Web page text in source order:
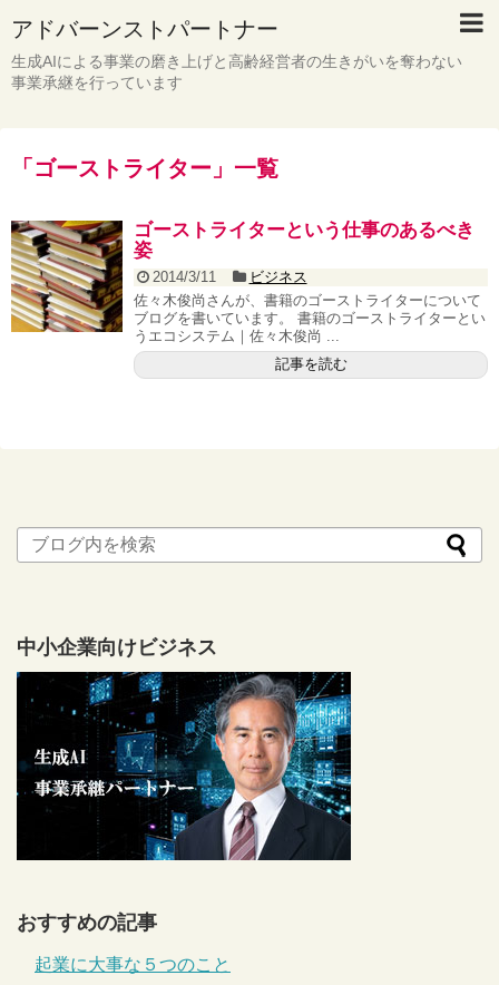
アドバーンストパートナー
生成AIによる事業の磨き上げと高齢経営者の生きがいを奪わない
事業承継を行っています
「 ゴーストライター 」 一覧
ゴーストライターという仕事のあるべき
姿
2014/3/11
ビジネス
佐々木俊尚さんが、書籍のゴーストライターについて
ブログを書いています。 書籍のゴーストライターとい
うエコシステム｜佐々木俊尚 ...
記事を読む
中小企業向けビジネス
おすすめの記事
起業に大事な５つのこと